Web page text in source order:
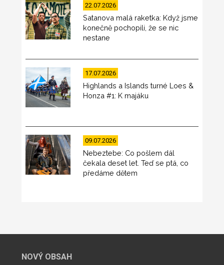
22.07.2026
Satanova malá raketka: Když jsme
konečně pochopili, že se nic
nestane
17.07.2026
Highlands a Islands turné Loes &
Honza #1: K majáku
09.07.2026
Nebeztebe: Co pošlem dál
čekala deset let. Teď se ptá, co
předáme dětem
NOVÝ OBSAH